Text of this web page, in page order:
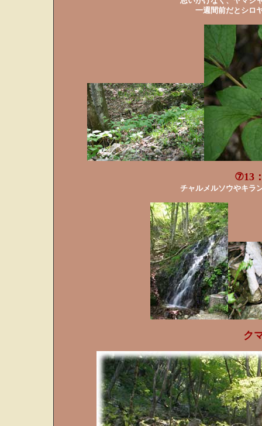
一週間前だとシロ
⑦13
チャルメルソウやキラ
ク